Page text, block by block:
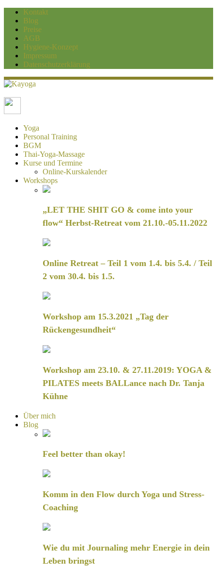
Kontakt
Blog
Preise
AGB
Hygiene-Konzept
Impressum
Datenschutzerklärung
Kayoga
Yoga und Personaltraining Duisburg
Yoga
Personal Training
BGM
Thai-Yoga-Massage
Kurse und Termine
Online-Kurskalender
Workshops
„LET THE SHIT GO & come into your
flow“ Herbst-Retreat vom 21.10.-05.11.2022
Online Retreat – Teil 1 vom 1.4. bis 5.4. / Teil
2 vom 30.4. bis 1.5.
Workshop am 15.3.2021 „Tag der
Rückengesundheit“
Workshop am 23.10. & 27.11.2019: YOGA &
PILATES meets BALLance nach Dr. Tanja
Kühne
Über mich
Blog
Feel better than okay!
Komm in den Flow durch Yoga und Stress-
Coaching
Wie du mit Journaling mehr Energie in dein
Leben bringst